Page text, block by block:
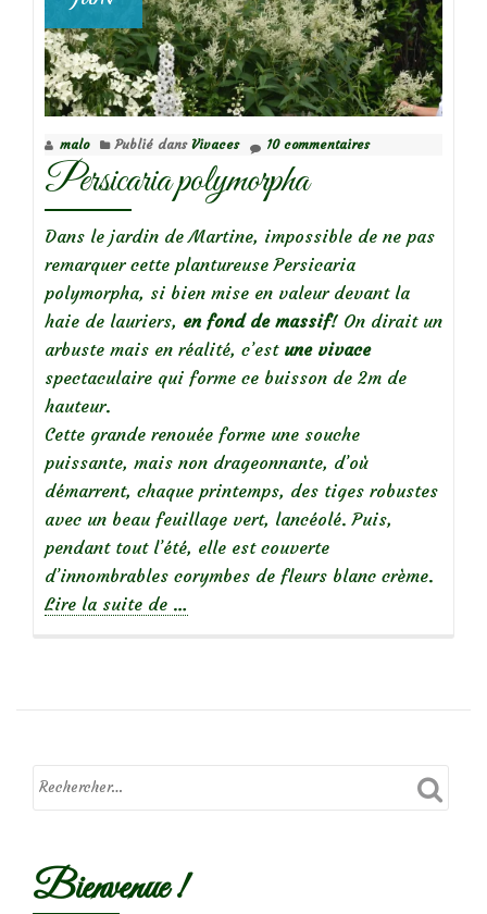
malo Publié dans Vivaces 10 commentaires
Persicaria polymorpha
Dans le jardin de Martine, impossible de ne pas
remarquer cette plantureuse Persicaria
polymorpha, si bien mise en valeur devant la
haie de lauriers, en fond de massif! On dirait un
arbuste mais en réalité, c’est une vivace
spectaculaire qui forme ce buisson de 2m de
hauteur.
Cette grande renouée forme une souche
puissante, mais non drageonnante, d’où
démarrent, chaque printemps, des tiges robustes
avec un beau feuillage vert, lancéolé. Puis,
pendant tout l’été, elle est couverte
d’innombrables corymbes de fleurs blanc crème.
Lire la suite de …
Bienvenue !